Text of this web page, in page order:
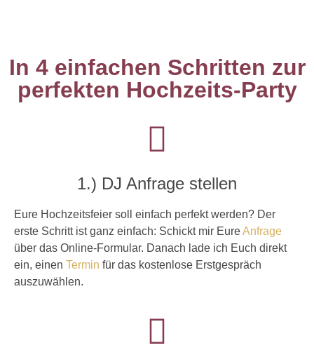
In 4 einfachen Schritten zur
perfekten Hochzeits-Party
1.) DJ Anfrage stellen
Eure Hochzeitsfeier soll einfach perfekt werden? Der
erste Schritt ist ganz einfach: Schickt mir EureAnfrage
über das Online-Formular. Danach lade ich Euch direkt
ein, einen Termin für das kostenlose Erstgespräch
auszuwählen.